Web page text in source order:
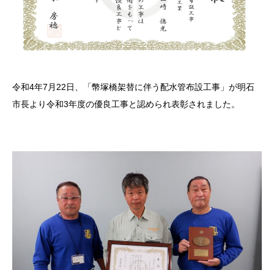
令和4年7月22日、「幣塚橋架替に伴う配水管布設工事」が明石
市長より令和3年度の優良工事と認められ表彰されました。